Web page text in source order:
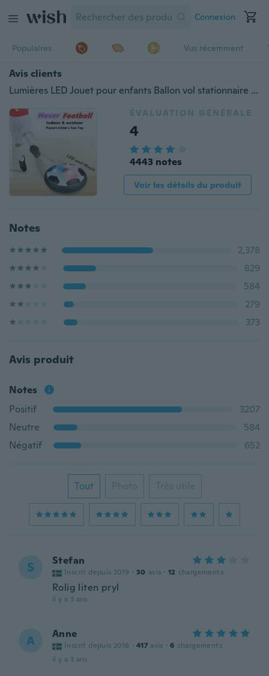
Connexion
Populaires Vus récemment
Avis clients
Lumières LED Jouet pour enfants Ballon vol stationnaire électrique avec porte-football Les enfants s'amusent à l'intérieur en toute sécurité Mousse flottante Le soccer peut diffuser la Coupe du monde Musique Jouets interactifs parent-enfant Jouets interactifs Mutiple Fun (Couleur : Multicolor)
ÉVALUATION GÉNÉRALE
4
4443 notes
Voir les détails du produit
Notes
2,378
829
584
279
373
Avis produit
Notes
Positif
3207
Neutre
584
Négatif
652
Tout Photo Très utile
S Stefan
Inscrit depuis 2019 · 30 avis · 12 chargements
Rolig liten pryl
il y a 3 ans
A Anne
Inscrit depuis 2016 · 417 avis · 6 chargements
il y a 3 ans